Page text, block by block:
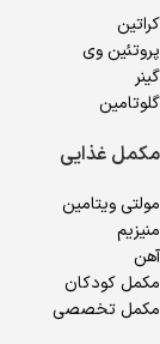
کراتین
پروتئین وی
گینر
گلوتامین
مکمل غذایی
مولتی ویتامین
منیزیم
آهن
مکمل کودکان
مکمل تخصصی